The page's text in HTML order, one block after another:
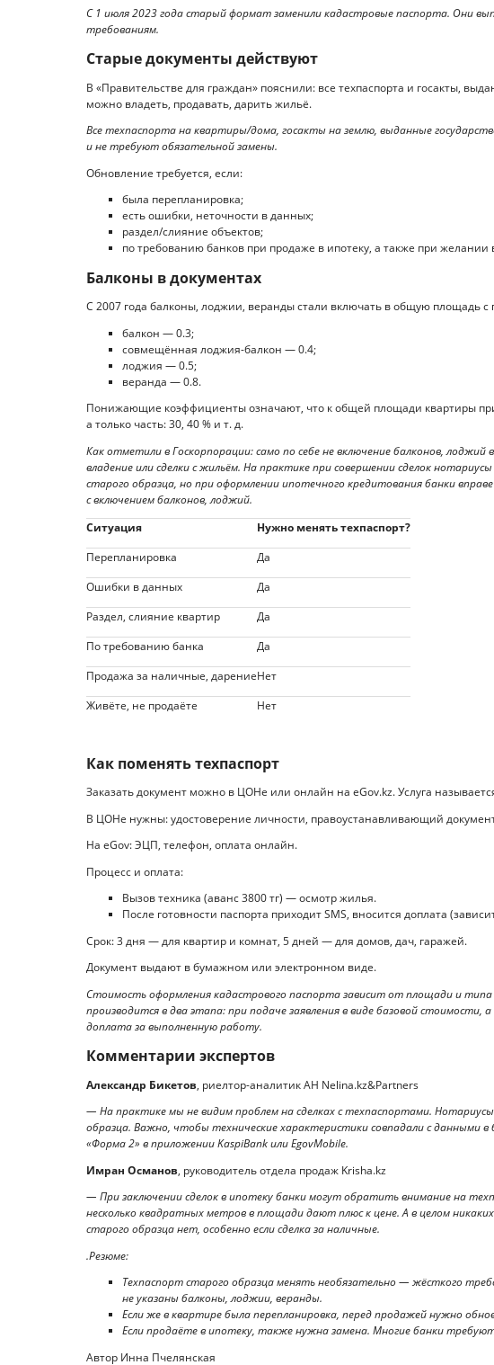
С 1 июля 2023 года старый формат заменили кадастровые паспорта. Они
требованиям.
Старые документы действуют
В «Правительстве для граждан» пояснили: все техпаспорта и госакты,
можно владеть, продавать, дарить жильё.
Все техпаспорта на квартиры/дома, госакты на землю, выданные
и не требуют обязательной замены.
Обновление требуется, если:
была перепланировка;
есть ошибки, неточности в данных;
раздел/слияние объектов;
по требованию банков при продаже в ипотеку, а также при желании
Балконы в документах
С 2007 года балконы, лоджии, веранды стали включать в общую
балкон — 0.3;
совмещённая лоджия-балкон — 0.4;
лоджия — 0.5;
веранда — 0.8.
Понижающие коэффициенты означают, что к общей площади квартиры
а только часть: 30, 40 % и т. д.
Как отметили в Госкорпорации: само по себе не включение балконов,
владение или сделки с жильём. На практике при совершении сделок
старого образца, но при оформлении ипотечного кредитования банки
с включением балконов, лоджий.
Ситуация
Нужно менять техпаспорт?
Перепланировка
Да
Ошибки в данных
Да
Раздел, слияние квартир
Да
По требованию банка
Да
Продажа за наличные, дарениеНет
Живёте, не продаёте
Нет
Как поменять техпаспорт
Заказать документ можно в ЦОНе или онлайн на eGov.kz. Услуга
В ЦОНе нужны: удостоверение личности, правоустанавливающий
На eGov: ЭЦП, телефон, оплата онлайн.
Процесс и оплата:
Вызов техника (аванс 3800 тг) — осмотр жилья.
После готовности паспорта приходит SMS, вносится доплата
Срок: 3 дня — для квартир и комнат, 5 дней — для домов, дач, гаражей.
Документ выдают в бумажном или электронном виде.
Стоимость оформления кадастрового паспорта зависит от площади и
производится в два этапа: при подаче заявления в виде базовой стоимости,
доплата за выполненную работу.
Комментарии экспертов
Александр Бикетов, риелтор-аналитик АН Nelina.kz&Partners
— На практике мы не видим проблем на сделках с техпаспортами.
образца. Важно, чтобы технические характеристики совпадали с данными в
«Форма 2» в приложении KaspiBank или EgovMobile.
Имран Османов, руководитель отдела продаж Krisha.kz
— При заключении сделок в ипотеку банки могут обратить внимание на
несколько квадратных метров в площади дают плюс к цене.А в целом
старого образца нет, особенно если сделка за наличные.
.Резюме:
Техпаспорт старого образца менять необязательно — жёсткого
не указаны балконы, лоджии, веранды.
Если же в квартире была перепланировка, перед продажей нужно
Если продаёте в ипотеку, также нужна замена. Многие банки
Автор Инна Пчелянская